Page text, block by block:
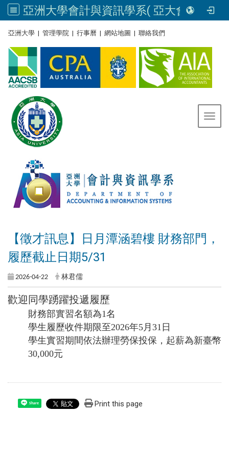
亞洲大學會計與資訊學系( 亞大會資系官網) | Asia University, Taiwan
亞洲大學 | 管理學院 | 行事曆 | 網站地圖 | 聯絡我們
【徵才訊息】日月潭涵碧樓 財務部門，
履歷截止日期5/31
2026-04-22 林君儒
歡迎同學踴躍投遞履歷
財務部實習名額為1名
學生履歷收件期限至2026年5月31日
學生實習期間依法辦理勞保投保，起薪為新臺幣
30,000元
Share Print this page